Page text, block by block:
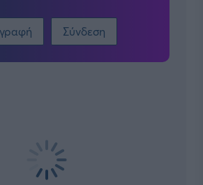
Σύνδεση